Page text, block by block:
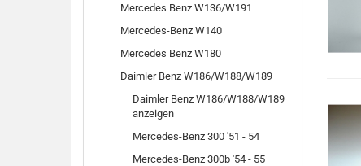
Mercedes Benz W136/W191
Mercedes-Benz W140
Mercedes Benz W180
Daimler Benz W186/W188/W189
Daimler Benz W186/W188/W189
anzeigen
Mercedes-Benz 300 '51 - 54
Mercedes-Benz 300b '54 - 55